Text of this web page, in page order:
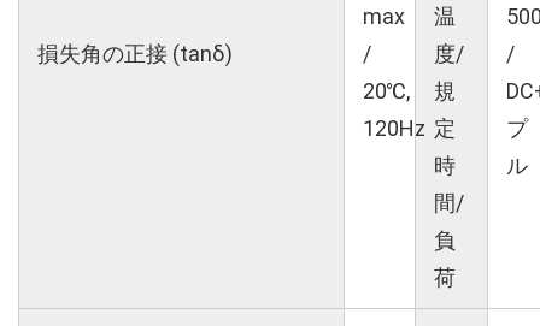
損失角の正接 (tanδ)
max
/
20℃,
120Hz
温
度/
規
定
時
間/
負
荷
/
プ
ル